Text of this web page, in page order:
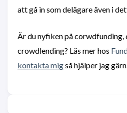
att gå in som delägare även i
Är du nyfiken på corwdfunding,
crowdlending? Läs mer hos
kontakta migså hjälper jag